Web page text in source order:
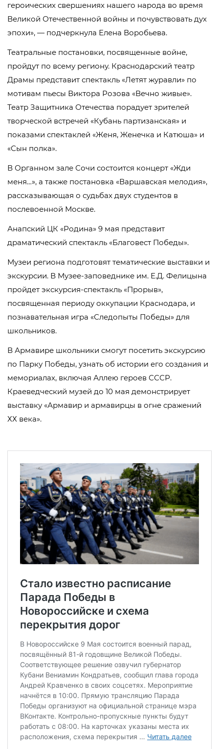
героических свершениях нашего народа во время
Великой Отечественной войны и почувствовать дух
эпохи», — подчеркнула Елена Воробьева.
Театральные постановки, посвященные войне,
пройдут по всему региону. Краснодарский театр
Драмы представит спектакль «Летят журавли» по
мотивам пьесы Виктора Розова «Вечно живые».
Театр Защитника Отечества порадует зрителей
творческой встречей «Кубань партизанская» и
показами спектаклей «Женя, Женечка и Катюша» и
«Сын полка».
В Органном зале Сочи состоится концерт «Жди
меня…», а также постановка «Варшавская мелодия»,
рассказывающая о судьбах двух студентов в
послевоенной Москве.
Анапский ЦК «Родина» 9 мая представит
драматический спектакль «Благовест Победы».
Музеи региона подготовят тематические выставки и
экскурсии. В Музее-заповеднике им. Е.Д. Фелицына
пройдет экскурсия-спектакль «Прорыв»,
посвященная периоду оккупации Краснодара, и
познавательная игра «Следопыты Победы» для
школьников.
В Армавире школьники смогут посетить экскурсию
по Парку Победы, узнать об истории его создания и
мемориалах, включая Аллею героев СССР.
Краеведческий музей до 10 мая демонстрирует
выставку «Армавир и армавирцы в огне сражений
ХХ века».